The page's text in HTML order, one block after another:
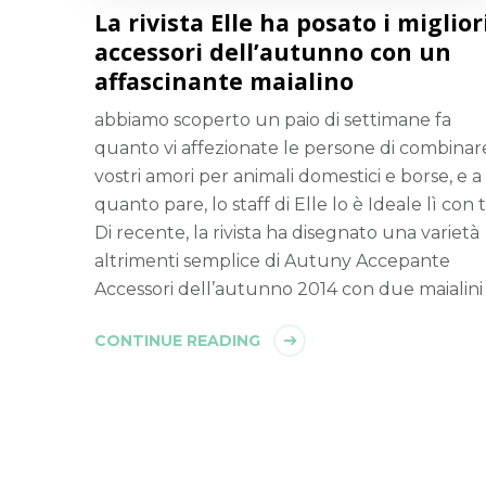
La rivista Elle ha posato i
accessori dell’autunno con un
affascinante maialino
abbiamo scoperto un paio di settimane fa
quanto vi affezionate le persone di
vostri amori per animali domestici e borse, e a
quanto pare, lo staff di Elle lo è Ideale lì con
Di recente, la rivista ha disegnato una varietà
altrimenti semplice di Autuny Accepante
Accessori dell’autunno 2014 con due maialini
CONTINUE READING